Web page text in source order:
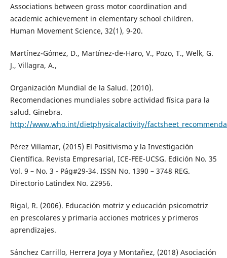
Associations between gross motor coordination and
academic achievement in elementary school children.
Human Movement Science, 32(1), 9-20.
Martínez-Gómez, D., Martínez-de-Haro, V., Pozo, T., Welk, G.
J., Villagra, A.,
Organización Mundial de la Salud. (2010).
Recomendaciones mundiales sobre actividad física para la
salud. Ginebra.
http://www.who.int/dietphysicalactivity/
Pérez Villamar, (2015) El Positivismo y la Investigación
Científica. Revista Empresarial, ICE-FEE-UCSG. Edición No. 35
Vol. 9 – No. 3 - Pág#29-34. ISSN No. 1390 – 3748 REG.
Directorio Latindex No. 22956.
Rigal, R. (2006). Educación motriz y educación psicomotriz
en prescolares y primaria acciones motrices y primeros
aprendizajes.
Sánchez Carrillo, Herrera Joya y Montañez, (2018) Asociación